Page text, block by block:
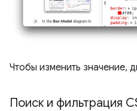
Чтобы изменить значение,
Поиск и фильтрация